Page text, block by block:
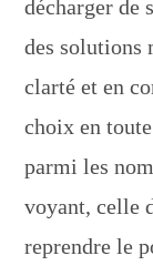
décharger de
des solutions
clarté et en
choix en
parmi les
voyant, celle
reprendre le